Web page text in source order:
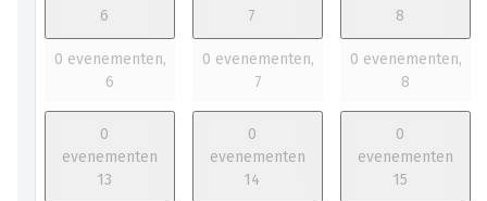
6
0 evenementen,
6
7
0 evenementen,
7
8
0 evenementen,
8
0
evenementen
13
0
evenementen
14
0
evenementen
15